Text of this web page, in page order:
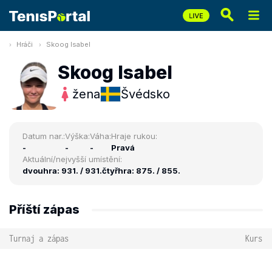
Hráči Skoog Isabel
Skoog Isabel
žena Švédsko
Datum nar.:
-
Výška:
-
Váha:
-
Hraje rukou:
Pravá
Aktuální/nejvyšší umístění:
dvouhra: 931. / 931.čtyřhra: 875. / 855.
Příští zápas
Turnaj a zápas Kurs